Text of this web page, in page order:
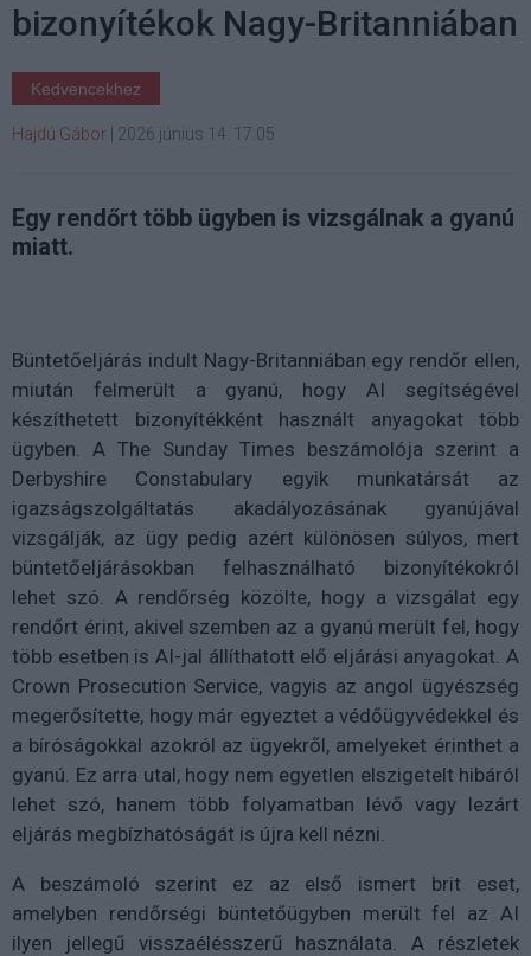
bizonyítékok Nagy-Britanniában
Kedvencekhez
Hajdú Gábor | 2026 június 14. 17:05
Egy rendőrt több ügyben is vizsgálnak a gyanú
miatt.
Büntetőeljárás indult Nagy-Britanniában egy rendőr ellen,
miután felmerült a gyanú, hogy AI segítségével
készíthetett bizonyítékként használt anyagokat több
ügyben. A The Sunday Times beszámolója szerint a
Derbyshire Constabulary egyik munkatársát az
igazságszolgáltatás akadályozásának gyanújával
vizsgálják, az ügy pedig azért különösen súlyos, mert
büntetőeljárásokban felhasználható bizonyítékokról
lehet szó. A rendőrség közölte, hogy a vizsgálat egy
rendőrt érint, akivel szemben az a gyanú merült fel, hogy
több esetben is AI-jal állíthatott elő eljárási anyagokat. A
Crown Prosecution Service, vagyis az angol ügyészség
megerősítette, hogy már egyeztet a védőügyvédekkel és
a bíróságokkal azokról az ügyekről, amelyeket érinthet a
gyanú. Ez arra utal, hogy nem egyetlen elszigetelt hibáról
lehet szó, hanem több folyamatban lévő vagy lezárt
eljárás megbízhatóságát is újra kell nézni.
A beszámoló szerint ez az első ismert brit eset,
amelyben rendőrségi büntetőügyben merült fel az AI
ilyen jellegű visszaélésszerű használata. A részletek